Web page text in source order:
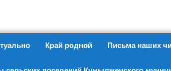
Край родной Письма наших